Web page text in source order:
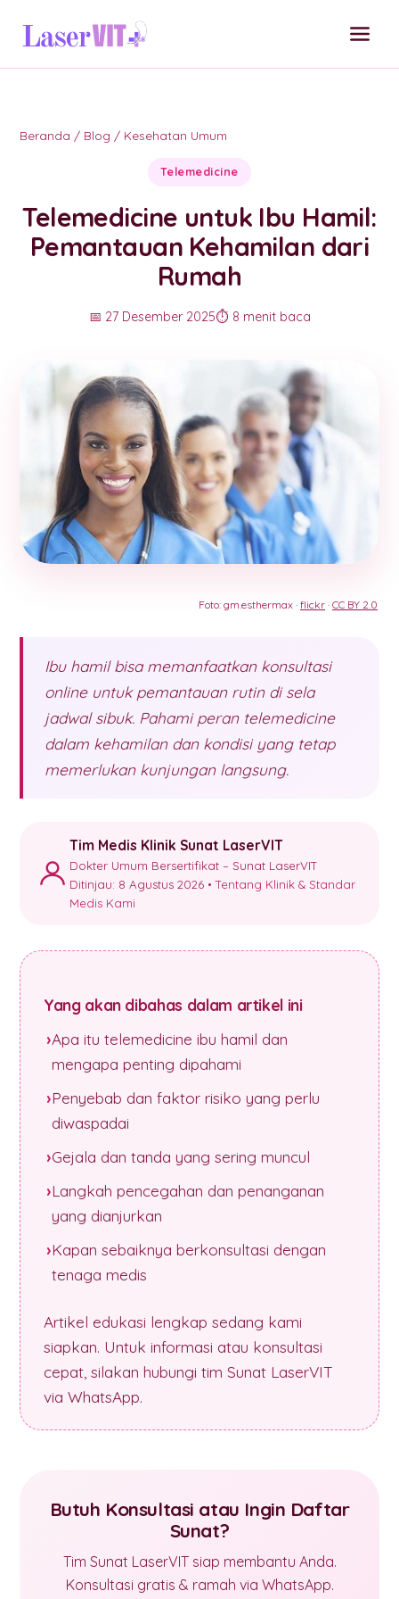
Beranda / Blog / Kesehatan Umum
Telemedicine
Telemedicine untuk Ibu Hamil:
Pemantauan Kehamilan dari
Rumah
📅 27 Desember 2025⏱️ 8 menit baca
Foto: gm.esthermax · flickr · CC BY 2.0
Ibu hamil bisa memanfaatkan konsultasi
online untuk pemantauan rutin di sela
jadwal sibuk. Pahami peran telemedicine
dalam kehamilan dan kondisi yang tetap
memerlukan kunjungan langsung.
Tim Medis Klinik Sunat LaserVIT
Dokter Umum Bersertifikat – Sunat LaserVIT
Ditinjau: 8 Agustus 2026 •Tentang Klinik & Standar
Medis Kami
Yang akan dibahas dalam artikel ini
Apa itu telemedicine ibu hamil dan
mengapa penting dipahami
Penyebab dan faktor risiko yang perlu
diwaspadai
Gejala dan tanda yang sering muncul
Langkah pencegahan dan penanganan
yang dianjurkan
Kapan sebaiknya berkonsultasi dengan
tenaga medis
Artikel edukasi lengkap sedang kami
siapkan. Untuk informasi atau konsultasi
cepat, silakan hubungi tim Sunat LaserVIT
via WhatsApp.
Butuh Konsultasi atau Ingin Daftar
Sunat?
Tim Sunat LaserVIT siap membantu Anda.
Konsultasi gratis & ramah via WhatsApp.